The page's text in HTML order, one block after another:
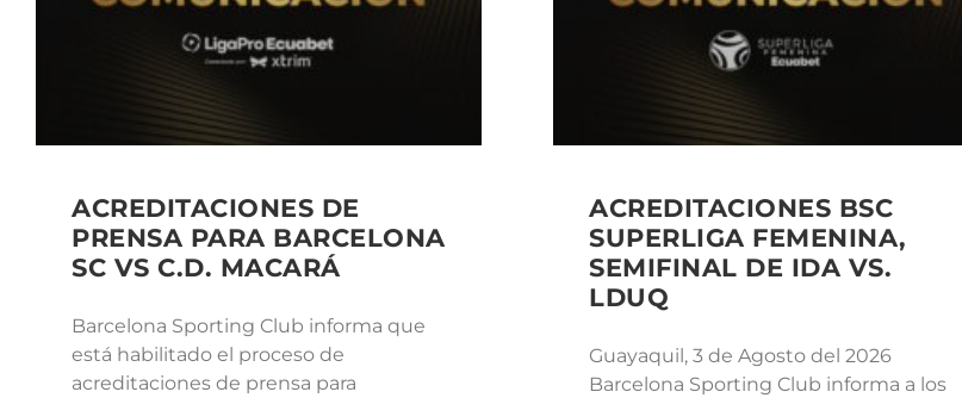
ACREDITACIONES DE
PRENSA PARA BARCELONA
SC VS C.D. MACARÁ
Barcelona Sporting Club informa que
está habilitado el proceso de
acreditaciones de prensa para
ACREDITACIONES BSC
SUPERLIGA FEMENINA,
SEMIFINAL DE IDA VS.
LDUQ
Guayaquil, 3 de Agosto del 2026
Barcelona Sporting Club informa a los